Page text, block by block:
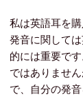
私は英語耳を
発音に関して
的には重要で
ではありませ
で、自分の発